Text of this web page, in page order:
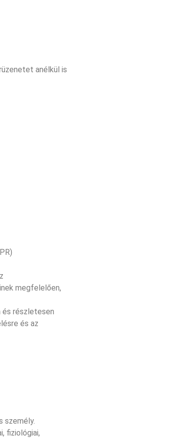
anélkül is
megfelelően,
és részletesen
és az
személy.
fiziológiai,